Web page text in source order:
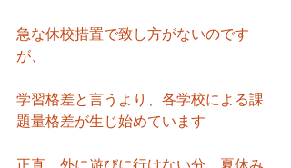
急な休校措置で致し方がないのです
が、
学習格差と言うより、各学校による課
題量格差が生じ始めています